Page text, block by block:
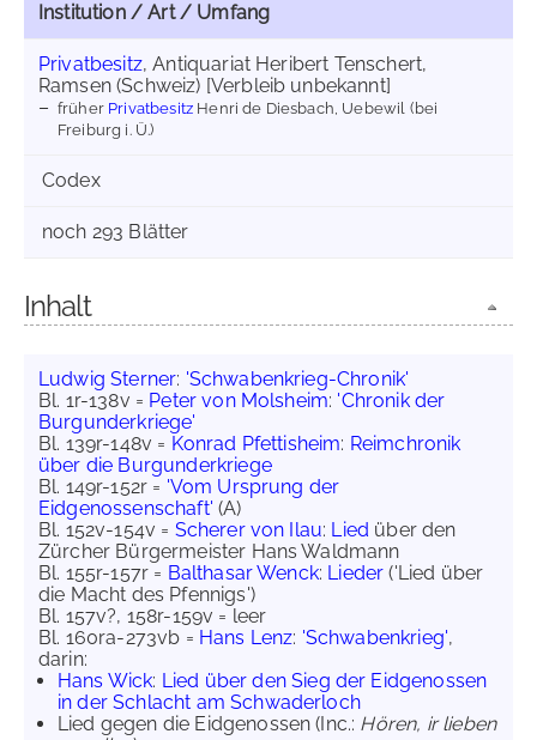
Institution / Art / Umfang
Privatbesitz, Antiquariat Heribert Tenschert,
Ramsen (Schweiz) [Verbleib unbekannt]
früher Privatbesitz Henri de Diesbach, Uebewil (bei
Freiburg i. Ü.)
Codex
noch 293 Blätter
Inhalt
Ludwig Sterner: 'Schwabenkrieg-Chronik'
Bl. 1r-138v = Peter von Molsheim: 'Chronik der
Burgunderkriege'
Bl. 139r-148v = Konrad Pfettisheim: Reimchronik
über die Burgunderkriege
Bl. 149r-152r = 'Vom Ursprung der
Eidgenossenschaft' (A)
Bl. 152v-154v = Scherer von Ilau: Lied über den
Zürcher Bürgermeister Hans Waldmann
Bl. 155r-157r = Balthasar Wenck: Lieder ('Lied über
die Macht des Pfennigs')
Bl. 157v?, 158r-159v = leer
Bl. 160ra-273vb = Hans Lenz: 'Schwabenkrieg',
darin:
Hans Wick: Lied über den Sieg der Eidgenossen
in der Schlacht am Schwaderloch
Lied gegen die Eidgenossen (Inc.: Hören, ir lieben